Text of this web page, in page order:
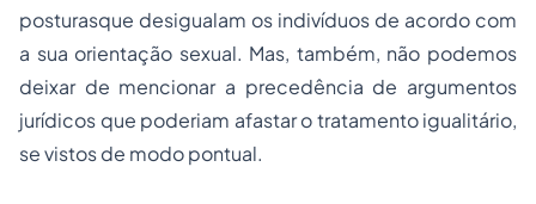
posturasque desigualam os indivíduos de acordo com
a sua orientação sexual. Mas, também, não podemos
deixar de mencionar a precedência de argumentos
jurídicos que poderiam afastar o tratamento igualitário,
se vistos de modo pontual.